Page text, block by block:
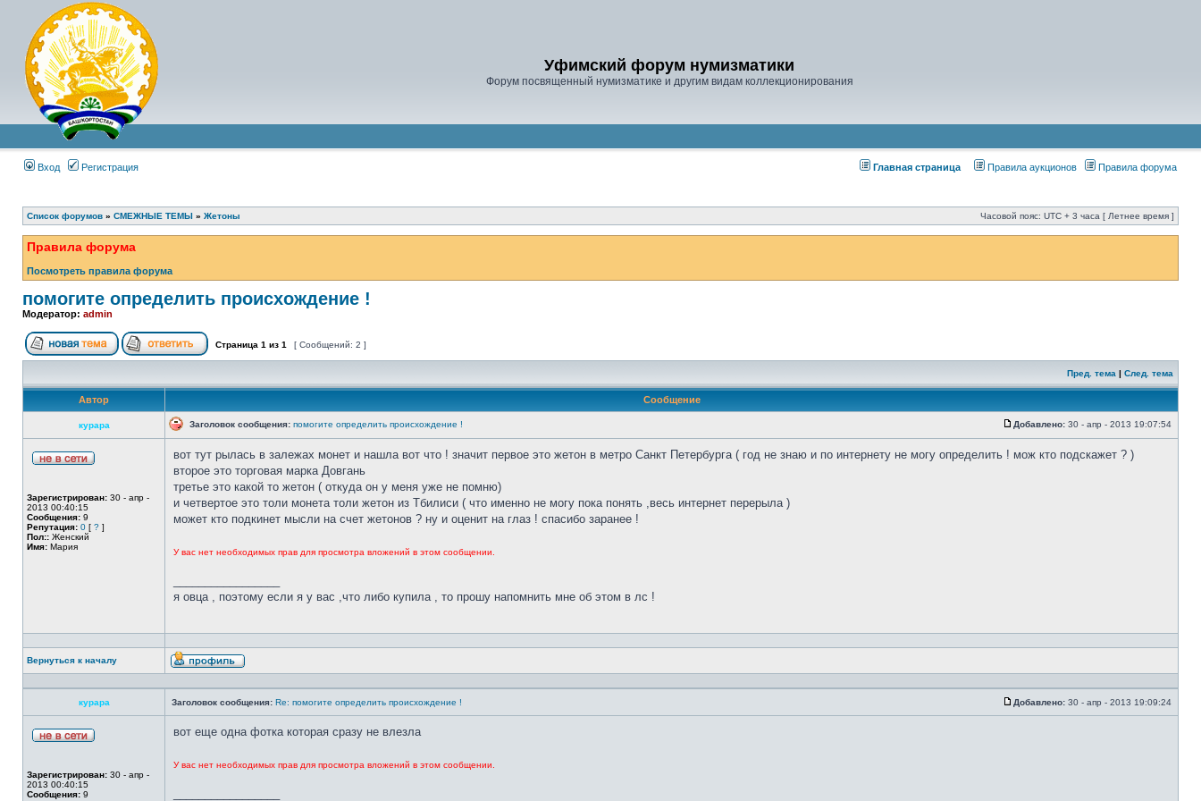
Уфимский форум нумизматики
Форум посвященный нумизматике и другим видам коллекционирования
Вход Регистрация Главная страница Правила аукционов Правила форума
Список форумов » СМЕЖНЫЕ ТЕМЫ » Жетоны Часовой пояс: UTC + 3 часа [ Летнее время ]
Правила форума
Посмотреть правила форума
помогите определить происхождение !
Модератор: admin
Страница 1 из 1 [ Сообщений: 2 ]
Пред. тема | След. тема
Автор Сообщение
курара Заголовок сообщения: помогите определить происхождение ! Добавлено: 30 - апр - 2013 19:07:54
Зарегистрирован: 30 - апр -
2013 00:40:15
Сообщения: 9
Репутация: 0 [ ? ]
Пол:: Женский
Имя: Мария
вот тут рылась в залежах монет и нашла вот что ! значит первое это жетон в метро Санкт Петербурга ( год не знаю и по интернету не могу определить ! мож кто подскажет ? )
второе это торговая марка Довгань
третье это какой то жетон ( откуда он у меня уже не помню)
и четвертое это толи монета толи жетон из Тбилиси ( что именно не могу пока понять ,весь интернет перерыла )
может кто подкинет мысли на счет жетонов ? ну и оценит на глаз ! спасибо заранее !
У вас нет необходимых прав для просмотра вложений в этом сообщении.
я овца , поэтому если я у вас ,что либо купила , то прошу напомнить мне об этом в лс !
Вернуться к началу
курара Заголовок сообщения: Re: помогите определить происхождение ! Добавлено: 30 - апр - 2013 19:09:24
Зарегистрирован: 30 - апр -
2013 00:40:15
Сообщения: 9
вот еще одна фотка которая сразу не влезла
У вас нет необходимых прав для просмотра вложений в этом сообщении.